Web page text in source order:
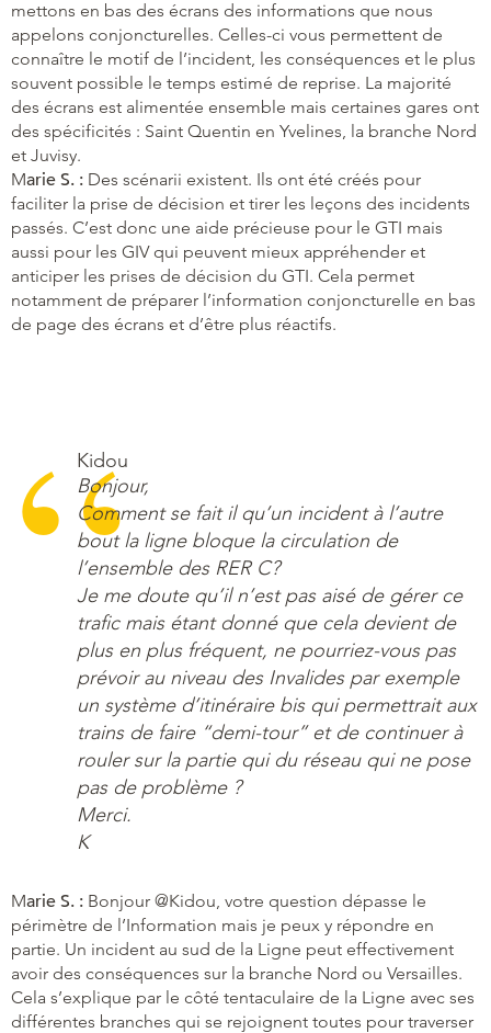
mettons en bas des écrans des informations que nous
appelons conjoncturelles. Celles-ci vous permettent de
connaître le motif de l’incident, les conséquences et le plus
souvent possible le temps estimé de reprise. La majorité
des écrans est alimentée ensemble mais certaines gares ont
des spécificités : Saint Quentin en Yvelines, la branche Nord
et Juvisy.
Marie S. : Des scénarii existent. Ils ont été créés pour
faciliter la prise de décision et tirer les leçons des incidents
passés. C’est donc une aide précieuse pour le GTI mais
aussi pour les GIV qui peuvent mieux appréhender et
anticiper les prises de décision du GTI. Cela permet
notamment de préparer l’information conjoncturelle en bas
de page des écrans et d’être plus réactifs.
Kidou
Bonjour,
Comment se fait il qu’un incident à l’autre
bout la ligne bloque la circulation de
l’ensemble des RER C?
Je me doute qu’il n’est pas aisé de gérer ce
trafic mais étant donné que cela devient de
plus en plus fréquent, ne pourriez-vous pas
prévoir au niveau des Invalides par exemple
un système d’itinéraire bis qui permettrait aux
trains de faire “demi-tour” et de continuer à
rouler sur la partie qui du réseau qui ne pose
pas de problème ?
Merci.
K
Marie S. : Bonjour @Kidou, votre question dépasse le
périmètre de l’Information mais je peux y répondre en
partie. Un incident au sud de la Ligne peut effectivement
avoir des conséquences sur la branche Nord ou Versailles.
Cela s’explique par le côté tentaculaire de la Ligne avec ses
différentes branches qui se rejoignent toutes pour traverser